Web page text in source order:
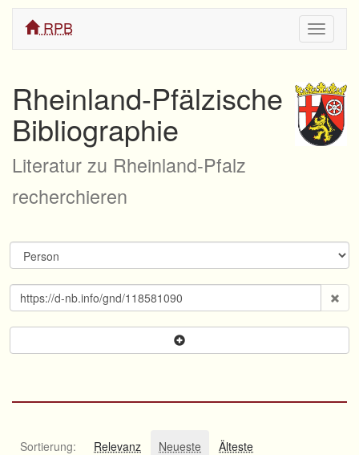
ein/
RPB
Rheinland-Pfälzische
Bibliographie
Literatur zu Rheinland-Pfalz
recherchieren
Sortierung: Relevanz Neueste
Älteste